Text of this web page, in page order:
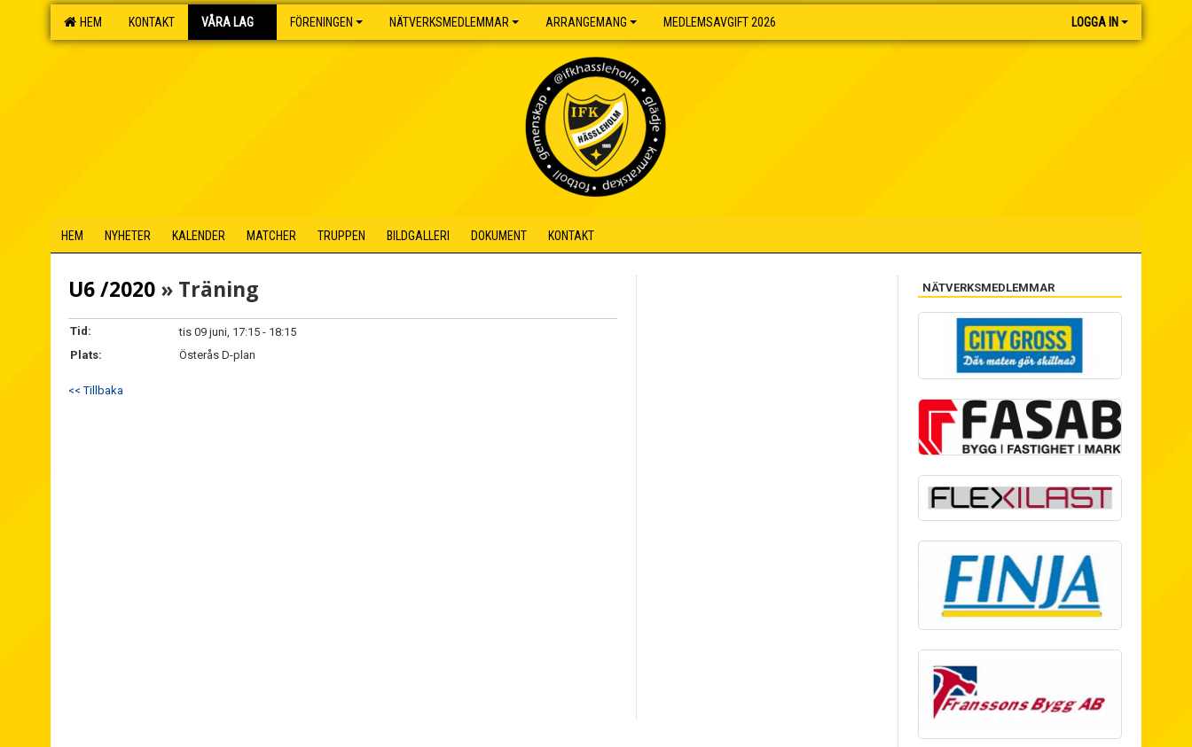
HEM KONTAKT VÅRA LAG FÖRENINGEN NÄTVERKSMEDLEMMAR ARRANGEMANG MEDLEMSAVGIFT 2026 LOGGA IN
HEM NYHETER KALENDER MATCHER TRUPPEN BILDGALLERI DOKUMENT KONTAKT
U6 /2020 » Träning
Tid:
tis 09 juni, 17:15 - 18:15
Plats:
Österås D-plan
<< Tillbaka
NÄTVERKSMEDLEMMAR